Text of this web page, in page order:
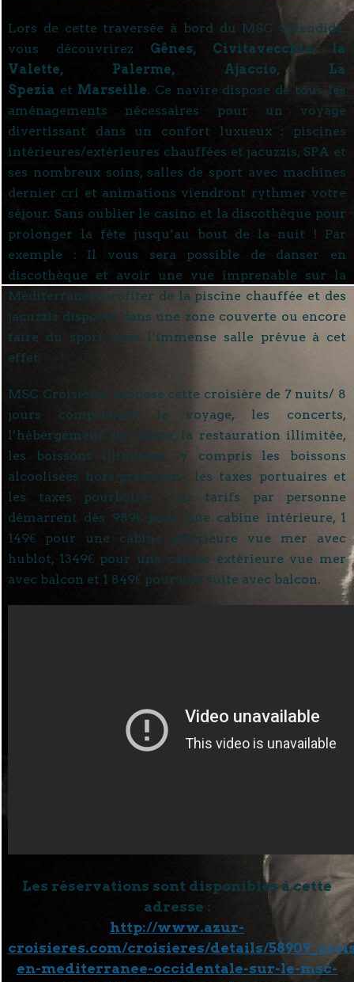
Lors de cette traversée à bord du MSC Splendida,
vous découvrirez Gênes, Civitavecchia, la
Valette, Palerme, Ajaccio, La
Spezia et Marseille. Ce navire dispose de tous les
aménagements nécessaires pour un voyage
divertissant dans un confort luxueux : piscines
intérieures/extérieures chauffées et jacuzzis, SPA et
ses nombreux soins, salles de sport avec machines
dernier cri et animations viendront rythmer votre
séjour. Sans oublier le casino et la discothèque pour
prolonger la fête jusqu’au bout de la nuit ! Par
exemple : Il vous sera possible de danser en
discothèque et avoir une vue imprenable sur la
Méditerranée, profiter de la piscine chauffée et des
jacuzzis disposés dans une zone couverte ou encore
faire du sport dans l’immense salle prévue à cet
effet.
MSC Croisières propose cette croisière de 7 nuits/ 8
jours comprenant le voyage, les concerts,
l’hébergement en cabine, la restauration illimitée,
les boissons illimitées -y compris les boissons
alcoolisées hors-premium-, les taxes portuaires et
les taxes pourboires. Les tarifs par personne
démarrent dès 989€ pour une cabine intérieure, 1
149€ pour une cabine extérieure vue mer avec
hublot, 1349€ pour une cabine extérieure vue mer
avec balcon et 1 849€ pour une suite avec balcon.
Les réservations sont disponibles à cette
adresse :
http://www.azur-
croisieres.com/croisieres/details/
en-mediterranee-occidentale-sur-le-msc-